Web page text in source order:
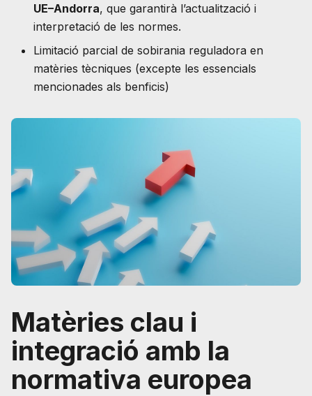
UE–Andorra, que garantirà l’actualització i
interpretació de les normes.
Limitació parcial de sobirania reguladora en
matèries tècniques (excepte les essencials
mencionades als benficis)
Matèries clau i
integració amb la
normativa europea